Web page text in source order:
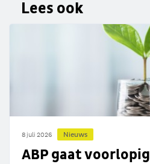
Lees ook
8 juli 2026 Nieuws
ABP gaat voorlopig